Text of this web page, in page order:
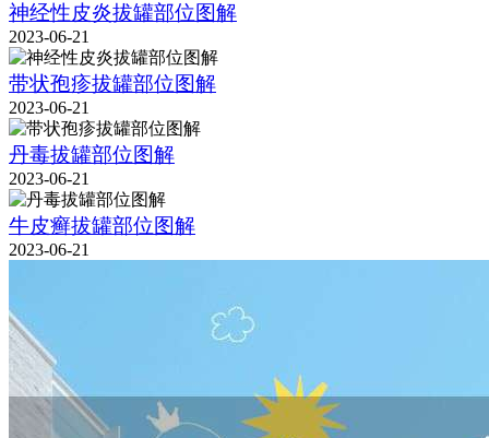
神经性皮炎拔罐部位图解
2023-06-21
带状孢疹拔罐部位图解
2023-06-21
丹毒拔罐部位图解
2023-06-21
牛皮癣拔罐部位图解
2023-06-21